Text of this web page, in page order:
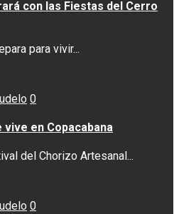
con las Fiestas del Cerro
para vivir...
0
en Copacabana
del Chorizo Artesanal...
0